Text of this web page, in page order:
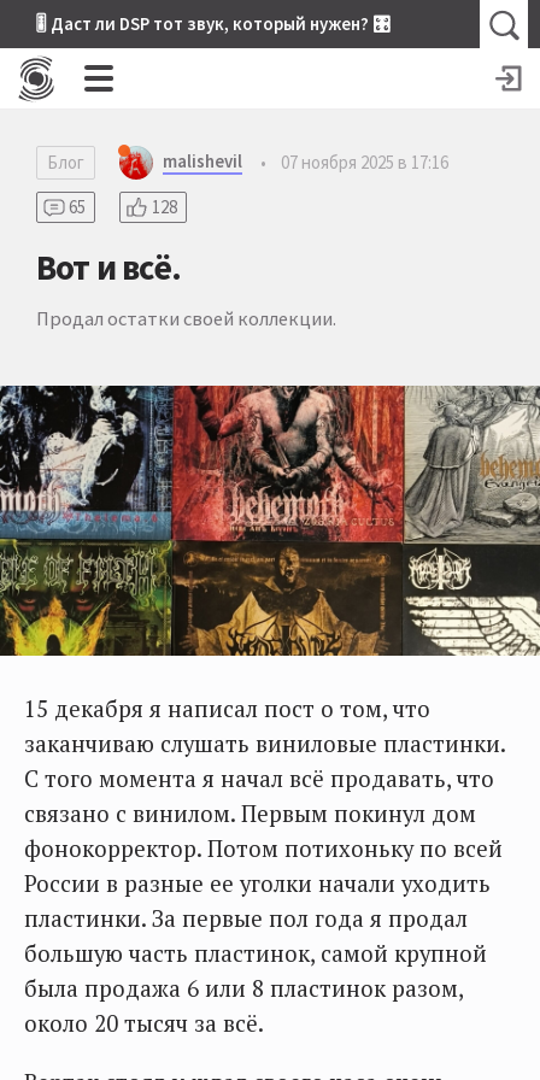
🎚 Даст ли DSP тот звук, который нужен? 🎛
Блог malishevil •
07 ноября 2025 в 17:16
65
128
Вот и всё.
Продал остатки своей коллекции.
15 декабря я написал пост о том, что
заканчиваю слушать виниловые пластинки.
С того момента я начал всё продавать, что
связано с винилом. Первым покинул дом
фонокорректор. Потом потихоньку по всей
России в разные ее уголки начали уходить
пластинки. За первые пол года я продал
большую часть пластинок, самой крупной
была продажа 6 или 8 пластинок разом,
около 20 тысяч за всё.